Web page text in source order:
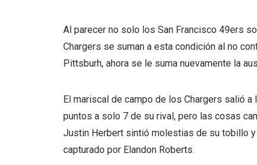
Al parecer no solo los San Francisco 49ers
Chargers se suman a esta condición al no
Pittsburh, ahora se le suma nuevamente la
El mariscal de campo de los Chargers salió
puntos a solo 7 de su rival, pero las cosas
Justin Herbert sintió molestias de su tobillo
capturado por Elandon Roberts.